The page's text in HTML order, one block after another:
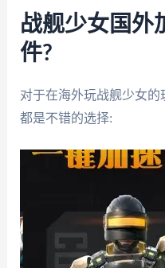
战舰少女国外
件?
对于在海外玩战舰少女
都是不错的选择: